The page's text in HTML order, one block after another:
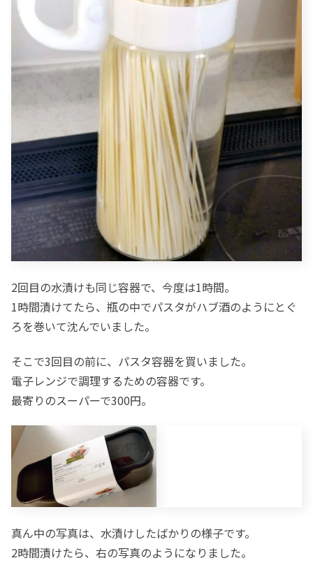
2回目の水漬けも同じ容器で、今度は1時間。
1時間漬けてたら、瓶の中でパスタがハブ酒のようにとぐ
ろを巻いて沈んでいました。
そこで3回目の前に、パスタ容器を買いました。
電子レンジで調理するための容器です。
最寄りのスーパーで300円。
真ん中の写真は、水漬けしたばかりの様子です。
2時間漬けたら、右の写真のようになりました。